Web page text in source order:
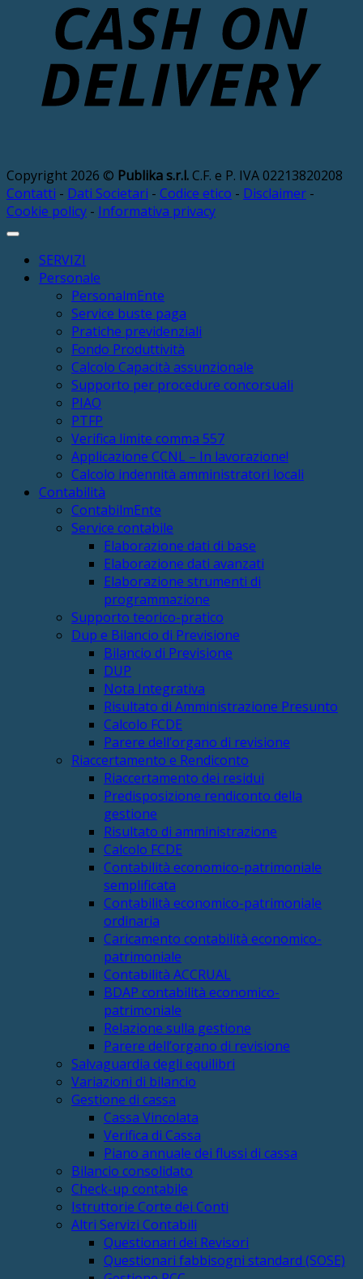
Copyright 2026 © Publika s.r.l. C.F. e P. IVA 02213820208
Contatti - Dati Societari - Codice etico - Disclaimer -
Cookie policy - Informativa privacy
SERVIZI
Personale
PersonalmEnte
Service buste paga
Pratiche previdenziali
Fondo Produttività
Calcolo Capacità assunzionale
Supporto per procedure concorsuali
PIAO
PTFP
Verifica limite comma 557
Applicazione CCNL – In lavorazione!
Calcolo indennità amministratori locali
Contabilità
ContabilmEnte
Service contabile
Elaborazione dati di base
Elaborazione dati avanzati
Elaborazione strumenti di
programmazione
Supporto teorico-pratico
Dup e Bilancio di Previsione
Bilancio di Previsione
DUP
Nota Integrativa
Risultato di Amministrazione Presunto
Calcolo FCDE
Parere dell’organo di revisione
Riaccertamento e Rendiconto
Riaccertamento dei residui
Predisposizione rendiconto della
gestione
Risultato di amministrazione
Calcolo FCDE
Contabilità economico-patrimoniale
semplificata
Contabilità economico-patrimoniale
ordinaria
Caricamento contabilità economico-
patrimoniale
Contabilità ACCRUAL
BDAP contabilità economico-
patrimoniale
Relazione sulla gestione
Parere dell’organo di revisione
Salvaguardia degli equilibri
Variazioni di bilancio
Gestione di cassa
Cassa Vincolata
Verifica di Cassa
Piano annuale dei flussi di cassa
Bilancio consolidato
Check-up contabile
Istruttorie Corte dei Conti
Altri Servizi Contabili
Questionari dei Revisori
Questionari fabbisogni standard (SOSE)